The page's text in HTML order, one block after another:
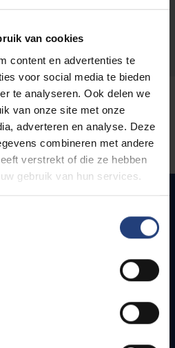
van cookies
content en advertenties te
voor social media te bieden
te analyseren. Ook delen we
van onze site met onze
adverteren en analyse. Deze
combineren met andere
verstrekt of die ze hebben
gebruik van hun services.
campuses